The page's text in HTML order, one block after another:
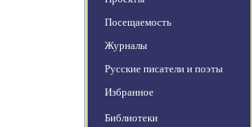
Посещаемость
Журналы
Русские писатели и поэты
Избранное
Библиотеки